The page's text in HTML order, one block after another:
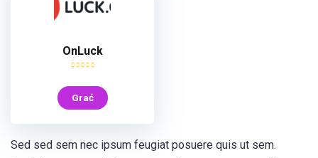
OnLuck
Grać
Sed sed sem nec ipsum feugiat posuere quis ut sem.